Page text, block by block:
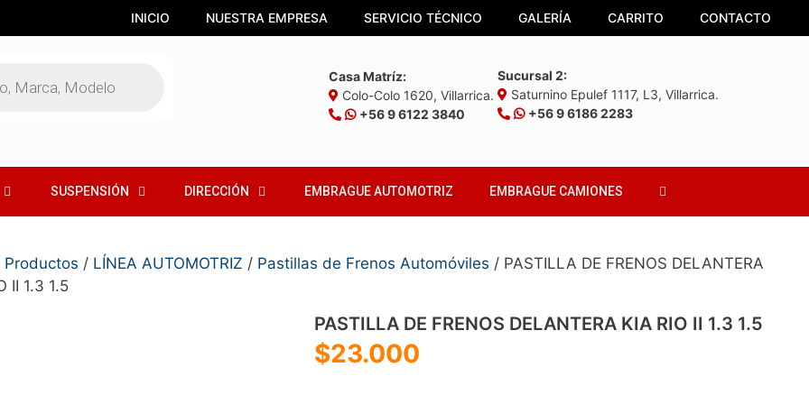
INICIO NUESTRA EMPRESA SERVICIO TÉCNICO GALERÍA CARRITO CONTACTO
Casa Matríz:
Colo-Colo 1620, Villarrica.
+56 9 6122 3840
Sucursal 2:
Saturnino Epulef 1117, L3, Villarrica.
+56 9 6186 2283
SUSPENSIÓN DIRECCIÓN EMBRAGUE AUTOMOTRIZ EMBRAGUE CAMIONES
Productos / LÍNEA AUTOMOTRIZ / Pastillas de Frenos Automóviles / PASTILLA DE FRENOS DELANTERA
II 1.3 1.5
PASTILLA DE FRENOS DELANTERA KIA RIO II 1.3 1.5
$23.000